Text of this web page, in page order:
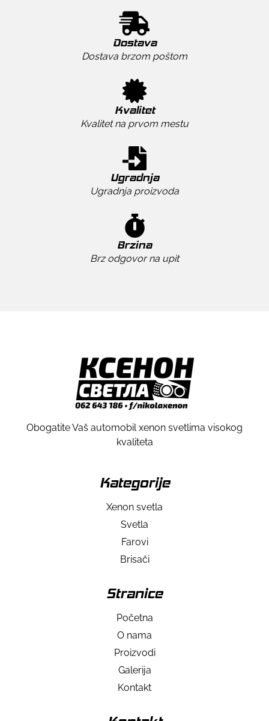
Dostava
Dostava brzom poštom
Kvalitet
Kvalitet na prvom mestu
Ugradnja
Ugradnja proizvoda
Brzina
Brz odgovor na upit
Obogatite Vaš automobil xenon svetlima visokog
kvaliteta
Kategorije
Xenon svetla
Svetla
Farovi
Brisači
Stranice
Početna
O nama
Proizvodi
Galerija
Kontakt